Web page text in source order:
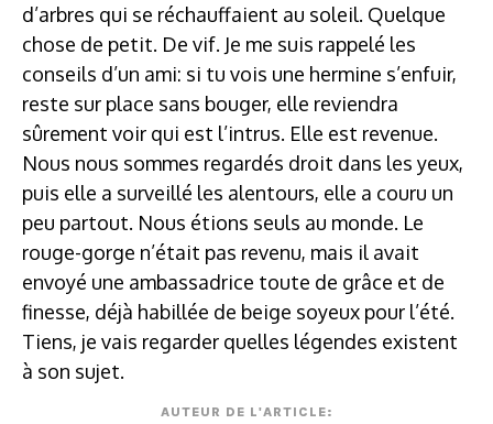
d’arbres qui se réchauffaient au soleil. Quelque
chose de petit. De vif. Je me suis rappelé les
conseils d’un ami: si tu vois une hermine s’enfuir,
reste sur place sans bouger, elle reviendra
sûrement voir qui est l’intrus. Elle est revenue.
Nous nous sommes regardés droit dans les yeux,
puis elle a surveillé les alentours, elle a couru un
peu partout. Nous étions seuls au monde. Le
rouge-gorge n’était pas revenu, mais il avait
envoyé une ambassadrice toute de grâce et de
finesse, déjà habillée de beige soyeux pour l’été.
Tiens, je vais regarder quelles légendes existent
à son sujet.
AUTEUR DE L'ARTICLE: